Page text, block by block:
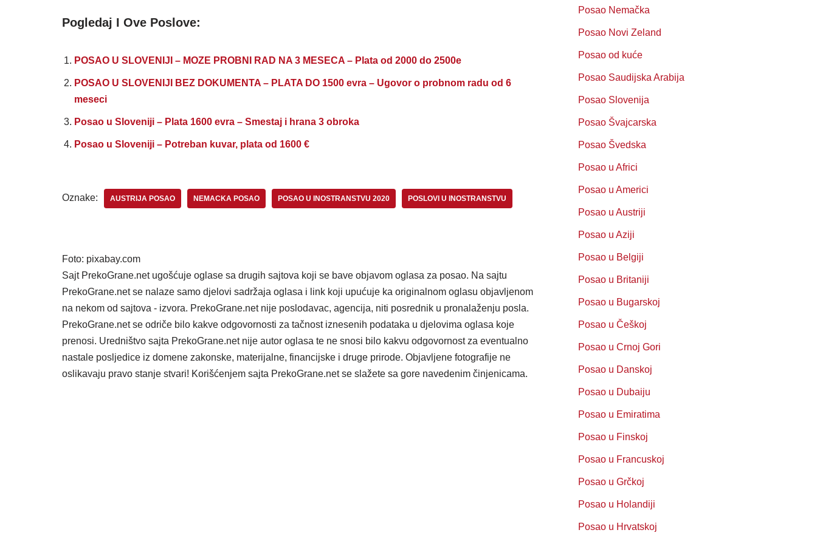
Pogledaj I Ove Poslove:
POSAO U SLOVENIJI – MOZE PROBNI RAD NA 3 MESECA – Plata od 2000 do 2500e
POSAO U SLOVENIJI BEZ DOKUMENTA – PLATA DO 1500 evra – Ugovor o probnom radu od 6
meseci
Posao u Sloveniji – Plata 1600 evra – Smestaj i hrana 3 obroka
Posao u Sloveniji – Potreban kuvar, plata od 1600 €
Oznake: AUSTRIJA POSAO NEMACKA POSAO POSAO U INOSTRANSTVU 2020 POSLOVI U INOSTRANSTVU
Foto: pixabay.com
Sajt PrekoGrane.net ugošćuje oglase sa drugih sajtova koji se bave objavom oglasa za posao. Na sajtu
PrekoGrane.net se nalaze samo djelovi sadržaja oglasa i link koji upućuje ka originalnom oglasu objavljenom
na nekom od sajtova - izvora. PrekoGrane.net nije poslodavac, agencija, niti posrednik u pronalaženju posla.
PrekoGrane.net se odriče bilo kakve odgovornosti za tačnost iznesenih podataka u djelovima oglasa koje
prenosi. Uredništvo sajta PrekoGrane.net nije autor oglasa te ne snosi bilo kakvu odgovornost za eventualno
nastale posljedice iz domene zakonske, materijalne, financijske i druge prirode. Objavljene fotografije ne
oslikavaju pravo stanje stvari! Korišćenjem sajta PrekoGrane.net se slažete sa gore navedenim činjenicama.
Posao Nemačka
Posao Novi Zeland
Posao od kuće
Posao Saudijska Arabija
Posao Slovenija
Posao Švajcarska
Posao Švedska
Posao u Africi
Posao u Americi
Posao u Austriji
Posao u Aziji
Posao u Belgiji
Posao u Britaniji
Posao u Bugarskoj
Posao u Češkoj
Posao u Crnoj Gori
Posao u Danskoj
Posao u Dubaiju
Posao u Emiratima
Posao u Finskoj
Posao u Francuskoj
Posao u Grčkoj
Posao u Holandiji
Posao u Hrvatskoj